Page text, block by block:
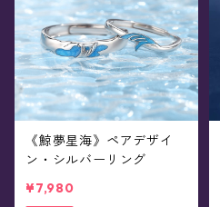
《鯨夢星海》ペアデザイ
ン・シルバーリング
¥7,980